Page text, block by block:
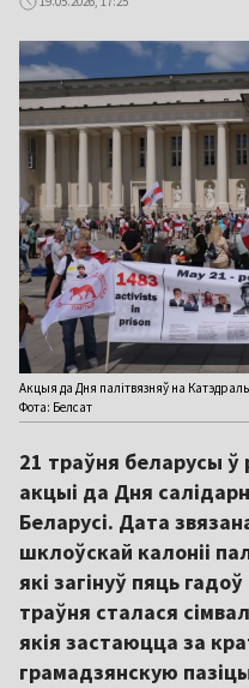
Акцыя да Дня палітвязняў на
Фота: Белсат
21 траўня беларусы ў
акцыі да Дня
Беларусі. Дата
шклоўскай калоніі
які загінуў пяць
траўня сталася
якія застаюцца за
грамадзянскую